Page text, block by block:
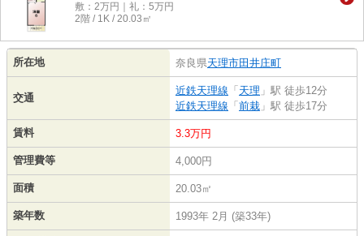
敷：2万円｜礼：5万円
2階 / 1K / 20.03㎡
所在地 奈良県天理市田井庄町
交通
近鉄天理線 「 天理 」駅 徒歩12分
近鉄天理線 「 前栽 」駅 徒歩17分
賃料 3.3万円
管理費等 4,000円
面積 20.03㎡
築年数 1993年 2月 (築33年)